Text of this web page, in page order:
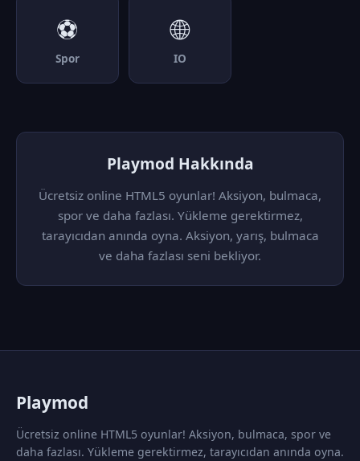
⚽
Spor
🌐
IO
Playmod Hakkında
Ücretsiz online HTML5 oyunlar! Aksiyon, bulmaca,
spor ve daha fazlası. Yükleme gerektirmez,
tarayıcıdan anında oyna. Aksiyon, yarış, bulmaca
ve daha fazlası seni bekliyor.
Playmod
Ücretsiz online HTML5 oyunlar! Aksiyon, bulmaca, spor ve
daha fazlası. Yükleme gerektirmez, tarayıcıdan anında oyna.